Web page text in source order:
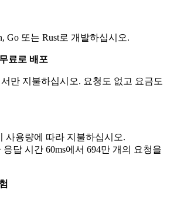
Go 또는 Rust로 개발하십시오.
료로 배포
만 지불하십시오. 요청도 없고 요금도
사용량에 따라 지불하십시오.
응답 시간 60ms에서 694만 개의 요청을